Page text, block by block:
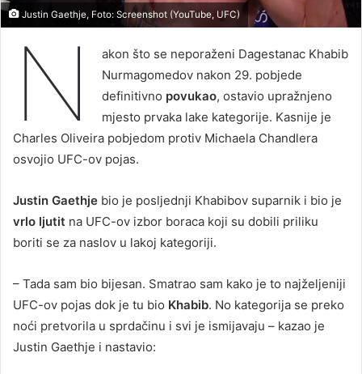
Justin Gaethje, Foto: Screenshot (YouTube, UFC)
N
akon što se neporaženi Dagestanac Khabib
Nurmagomedov nakon 29. pobjede
definitivno povukao, ostavio upražnjeno
mjesto prvaka lake kategorije. Kasnije je
Charles Oliveira pobjedom protiv Michaela Chandlera
osvojio UFC-ov pojas.
Justin Gaethje bio je posljednji Khabibov suparnik i bio je
vrlo ljutit na UFC-ov izbor boraca koji su dobili priliku
boriti se za naslov u lakoj kategoriji.
– Tada sam bio bijesan. Smatrao sam kako je to najželjeniji
UFC-ov pojas dok je tu bio Khabib. No kategorija se preko
noći pretvorila u sprdačinu i svi je ismijavaju – kazao je
Justin Gaethje i nastavio: